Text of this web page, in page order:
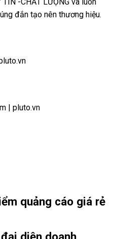
đắn tạo nên thương hiệu.
| pluto.vn
quảng cáo giá rẻ